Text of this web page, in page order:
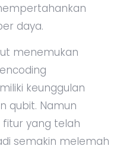
daya.
menemukan
keunggulan
qubit. Namun
fitur yang telah
semakin melemah